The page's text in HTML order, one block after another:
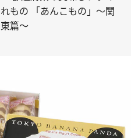
れもの 「あんこもの」～関
東篇～